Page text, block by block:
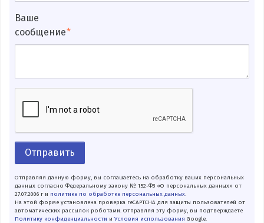
Ваше
сообщение
Отправить
Отправляя данную форму, вы соглашаетесь на обработку ваших персональных
данных согласно Федеральному закону № 152-ФЗ «О персональных данных» от
27.07.2006 г и политике по обработке персональных данных.
На этой форме установлена проверка reCAPTCHA для защиты пользователей от
автоматических рассылок роботами. Отправляя эту форму, вы подтверждаете
Политику конфиденциальности и Условия использования Google.